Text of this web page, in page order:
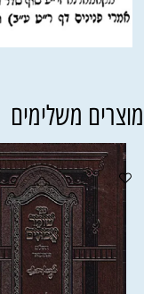
משלימים